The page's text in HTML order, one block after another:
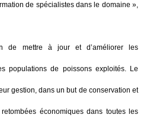
de spécialistes dans le domaine »,
de mettre à jour et d’améliorer les
populations de poissons exploités. Le
gestion, dans un but de conservation et
économiques dans toutes les